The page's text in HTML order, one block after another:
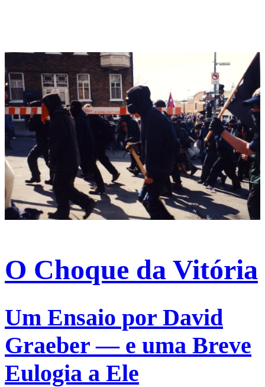
O Choque da Vitória
Um Ensaio por David
Graeber — e uma Breve
Eulogia a Ele